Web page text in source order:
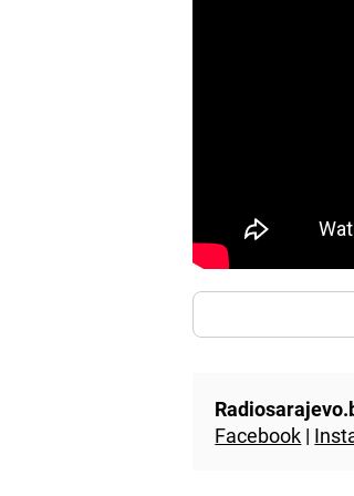
Facebook |